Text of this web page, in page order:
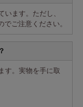
ます。ただし、
ご注意ください。
す。実物を手に取